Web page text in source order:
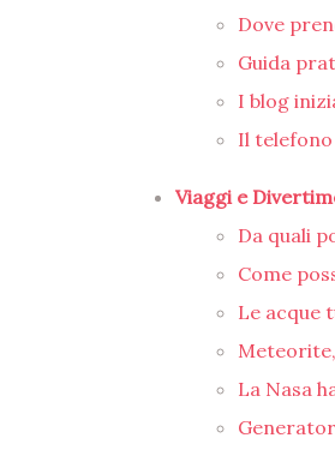
Dove
Guida
I blog
Il
Viaggi e
Da quali
Come
Le acque
La Nasa